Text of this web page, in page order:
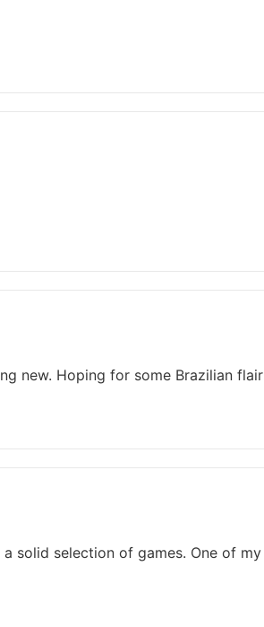
new. Hoping for some Brazilian
solid selection of games. One of